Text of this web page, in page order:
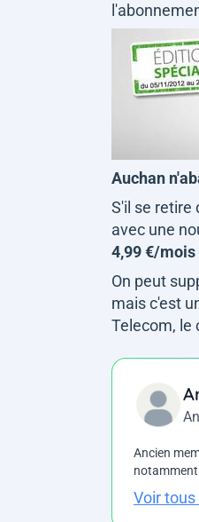
Auchan
S'il se retire
avec une
4,99 €/mois
On peut
mais c'est
Telecom, le
Ancien
notamment
Voir